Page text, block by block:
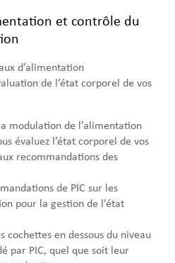
et contrôle du
d’alimentation
de l’état corporel de vos
modulation de l’alimentation
évaluez l’état corporel de vos
recommandations des
de PIC sur les
pour la gestion de l’état
cochettes en dessous du niveau
par PIC, quel que soit leur